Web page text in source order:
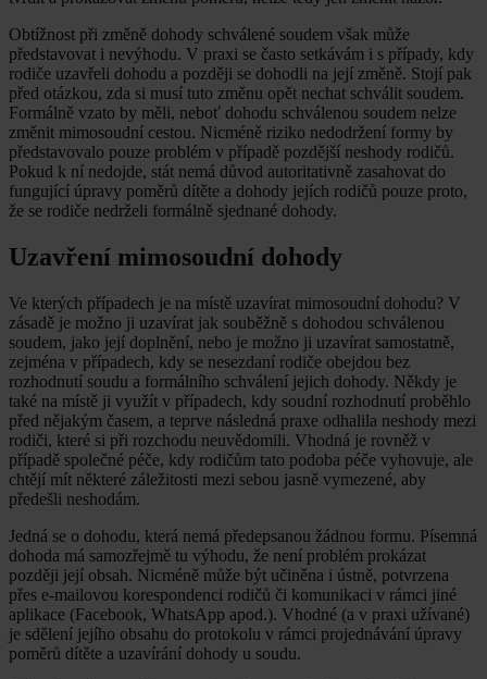
Obtížnost při změně dohody schválené soudem však může
představovat i nevýhodu. V praxi se často setkávám i s případy, kdy
rodiče uzavřeli dohodu a později se dohodli na její změně. Stojí pak
před otázkou, zda si musí tuto změnu opět nechat schválit soudem.
Formálně vzato by měli, neboť dohodu schválenou soudem nelze
změnit mimosoudní cestou. Nicméně riziko nedodržení formy by
představovalo pouze problém v případě pozdější neshody rodičů.
Pokud k ní nedojde, stát nemá důvod autoritativně zasahovat do
fungující úpravy poměrů dítěte a dohody jejích rodičů pouze proto,
že se rodiče nedrželi formálně sjednané dohody.
Uzavření mimosoudní dohody
Ve kterých případech je na místě uzavírat mimosoudní dohodu? V
zásadě je možno ji uzavírat jak souběžně s dohodou schválenou
soudem, jako její doplnění, nebo je možno ji uzavírat samostatně,
zejména v případech, kdy se nesezdaní rodiče obejdou bez
rozhodnutí soudu a formálního schválení jejich dohody. Někdy je
také na místě ji využít v případech, kdy soudní rozhodnutí proběhlo
před nějakým časem, a teprve následná praxe odhalila neshody mezi
rodiči, které si při rozchodu neuvědomili. Vhodná je rovněž v
případě společné péče, kdy rodičům tato podoba péče vyhovuje, ale
chtějí mít některé záležitosti mezi sebou jasně vymezené, aby
předešli neshodám.
Jedná se o dohodu, která nemá předepsanou žádnou formu. Písemná
dohoda má samozřejmě tu výhodu, že není problém prokázat
později její obsah. Nicméně může být učiněna i ústně, potvrzena
přes e-mailovou korespondenci rodičů či komunikaci v rámci jiné
aplikace (Facebook, WhatsApp apod.). Vhodné (a v praxi užívané)
je sdělení jejího obsahu do protokolu v rámci projednávání úpravy
poměrů dítěte a uzavírání dohody u soudu.